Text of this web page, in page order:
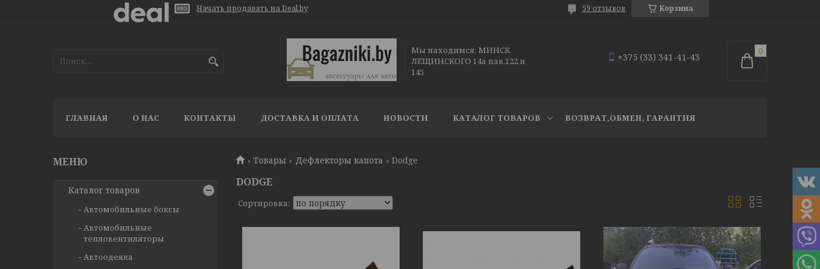
Начать продавать на Deal.by Корзина
59 отзывов
Мы находимся: МИНСК
ЛЕЩИНСКОГО 14а пав.122 и
145
+375 (33) 341-41-43
ГЛАВНАЯ О НАС КОНТАКТЫ ДОСТАВКА И ОПЛАТА НОВОСТИ КАТАЛОГ ТОВАРОВ ВОЗВРАТ,ОБМЕН, ГАРАНТИЯ
Товары Дефлекторы капота Dodge
DODGE
Каталог товаров
Автомобильные боксы
Автомобильные
тепловентиляторы
Автоодеяла